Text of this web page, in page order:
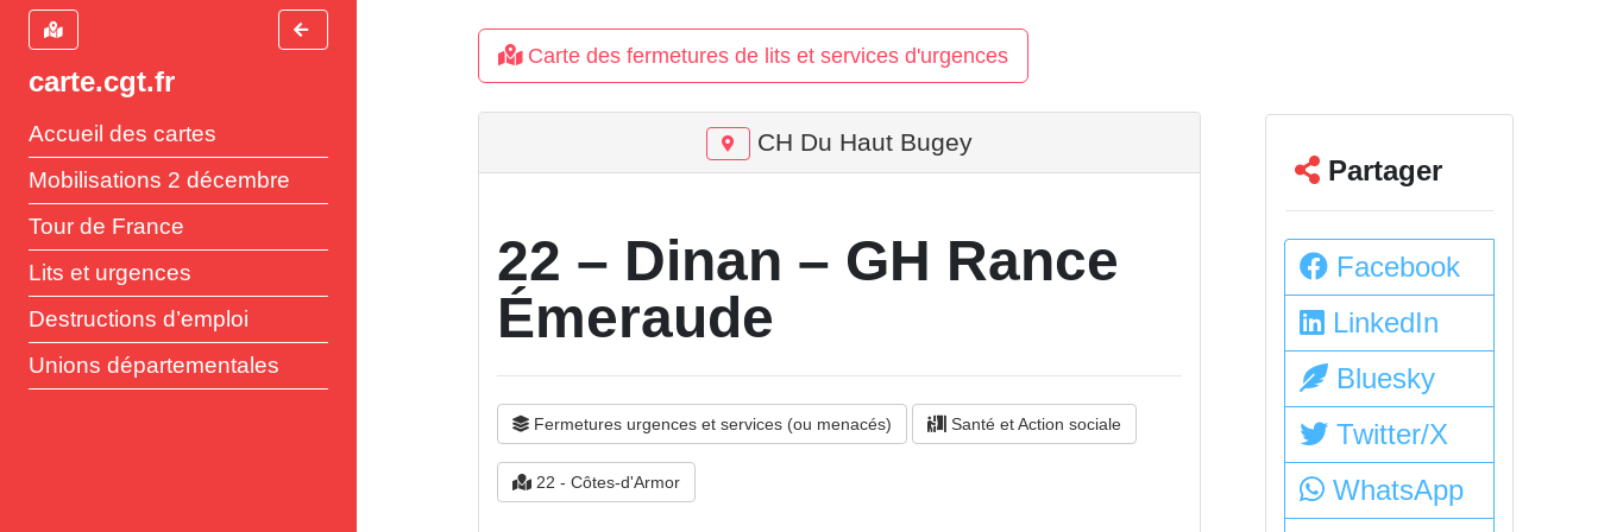
carte.cgt.fr
Accueil des cartes
Mobilisations 2 décembre
Tour de France
Lits et urgences
Destructions d’emploi
Unions départementales
Carte des fermetures de lits et services d'urgences
CH Du Haut Bugey
22 – Dinan – GH Rance
Émeraude
Fermetures urgences et services (ou menacés) Santé et Action sociale
22 - Côtes-d'Armor
Partager
Facebook
LinkedIn
Bluesky
Twitter/X
WhatsApp